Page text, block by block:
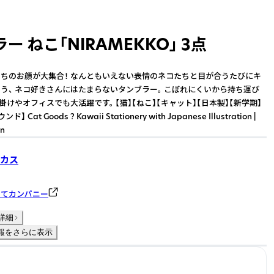
ー ねこ「NIRAMEKKO」 3点
のお顔が大集合！ なんともいえない表情のネコたちと目が合うたびにキ
、 ネコ好きさんにはたまらないタンブラー。 こぼれにくいから持ち運び
やオフィスでも大活躍です。 【猫】【ねこ】【キャット】【日本製】【新学期】
ウンド】 Cat Goods ? Kawaii Stationery with Japanese Illustration |
ス
カンパニー
細
をさらに表示